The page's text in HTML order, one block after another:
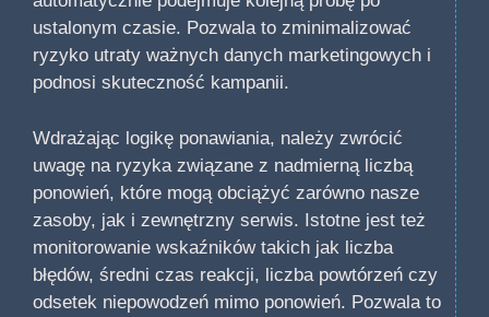
ustalonym czasie. Pozwala to zminimalizować
ryzyko utraty ważnych danych marketingowych i
podnosi skuteczność kampanii.
Wdrażając logikę ponawiania, należy zwrócić
uwagę na ryzyka związane z nadmierną liczbą
ponowień, które mogą obciążyć zarówno nasze
zasoby, jak i zewnętrzny serwis. Istotne jest też
monitorowanie wskaźników takich jak liczba
błędów, średni czas reakcji, liczba powtórzeń czy
odsetek niepowodzeń mimo ponowień. Pozwala to